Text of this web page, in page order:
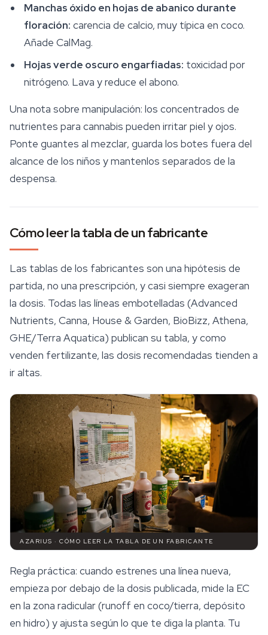
Manchas óxido en hojas de abanico durante
floración: carencia de calcio, muy típica en coco.
Añade CalMag.
Hojas verde oscuro engarfiadas: toxicidad por
nitrógeno. Lava y reduce el abono.
Una nota sobre manipulación: los concentrados de
nutrientes para cannabis pueden irritar piel y ojos.
Ponte guantes al mezclar, guarda los botes fuera del
alcance de los niños y mantenlos separados de la
despensa.
Cómo leer la tabla de un fabricante
Las tablas de los fabricantes son una hipótesis de
partida, no una prescripción, y casi siempre exageran
la dosis. Todas las líneas embotelladas (Advanced
Nutrients, Canna, House & Garden, BioBizz, Athena,
GHE/Terra Aquatica) publican su tabla, y como
venden fertilizante, las dosis recomendadas tienden a
ir altas.
AZARIUS · CÓMO LEER LA TABLA DE UN FABRICANTE
Regla práctica: cuando estrenes una línea nueva,
empieza por debajo de la dosis publicada, mide la EC
en la zona radicular (runoff en coco/tierra, depósito
en hidro) y ajusta según lo que te diga la planta. Tu